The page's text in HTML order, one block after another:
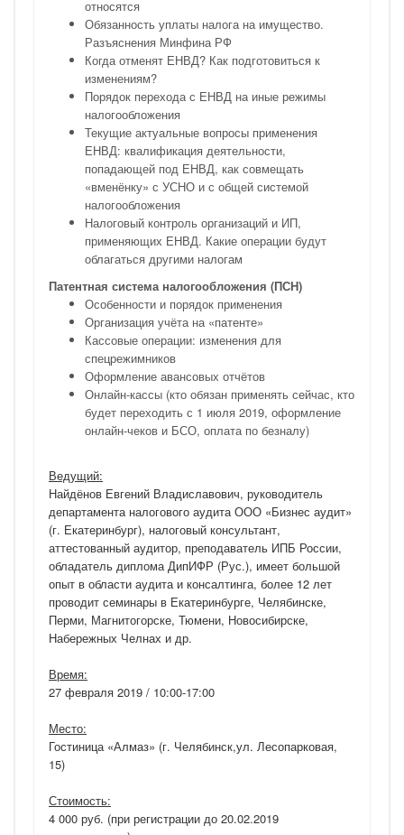
относятся
Обязанность уплаты налога на имущество.
Разъяснения Минфина РФ
Когда отменят ЕНВД? Как подготовиться к
изменениям?
Порядок перехода с ЕНВД на иные режимы
налогообложения
Текущие актуальные вопросы применения
ЕНВД: квалификация деятельности,
попадающей под ЕНВД, как совмещать
«вменёнку» с УСНО и с общей системой
налогообложения
Налоговый контроль организаций и ИП,
применяющих ЕНВД. Какие операции будут
облагаться другими налогам
Патентная система налогообложения (ПСН)
Особенности и порядок применения
Организация учёта на «патенте»
Кассовые операции: изменения для
спецрежимников
Оформление авансовых отчётов
Онлайн-кассы (кто обязан применять сейчас, кто
будет переходить с 1 июля 2019, оформление
онлайн-чеков и БСО, оплата по безналу)
Ведущий:
Найдёнов Евгений Владиславович, руководитель
департамента налогового аудита ООО «Бизнес аудит»
(г. Екатеринбург), налоговый консультант,
аттестованный аудитор, преподаватель ИПБ России,
обладатель диплома ДипИФР (Рус.), имеет большой
опыт в области аудита и консалтинга, более 12 лет
проводит семинары в Екатеринбурге, Челябинске,
Перми, Магнитогорске, Тюмени, Новосибирске,
Набережных Челнах и др.
Время:
27 февраля 2019 / 10:00-17:00
Место:
Гостиница «Алмаз» (г. Челябинск,ул. Лесопарковая,
15)
Стоимость:
4 000 руб. (при регистрации до 20.02.2019